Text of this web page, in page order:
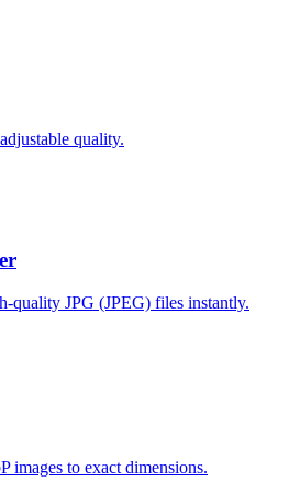
quality.
quality JPG (JPEG) files instantly.
images to exact dimensions.